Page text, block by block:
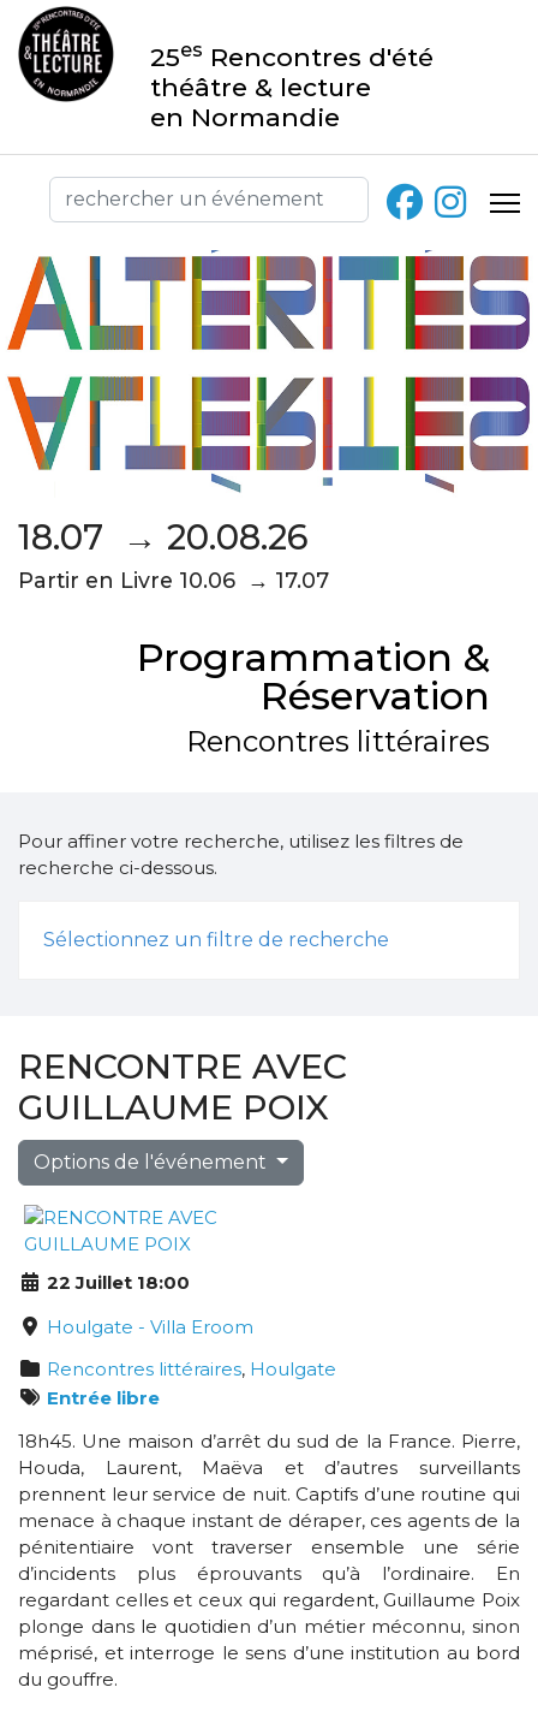
25es Rencontres d'été
théâtre & lecture
en Normandie
18.07 → 20.08.26
Partir en Livre 10.06 → 17.07
Programmation &
Réservation
Rencontres littéraires
Pour affiner votre recherche, utilisez les filtres de
recherche ci-dessous.
Sélectionnez un filtre de recherche
RENCONTRE AVEC
GUILLAUME POIX
Options de l'événement
22 Juillet 18:00
Houlgate - Villa Eroom
Rencontres littéraires, Houlgate
Entrée libre
18h45. Une maison d’arrêt du sud de la France. Pierre,
Houda, Laurent, Maëva et d’autres surveillants
prennent leur service de nuit. Captifs d’une routine qui
menace à chaque instant de déraper, ces agents de la
pénitentiaire vont traverser ensemble une série
d’incidents plus éprouvants qu’à l’ordinaire. En
regardant celles et ceux qui regardent, Guillaume Poix
plonge dans le quotidien d’un métier méconnu, sinon
méprisé, et interroge le sens d’une institution au bord
du gouffre.